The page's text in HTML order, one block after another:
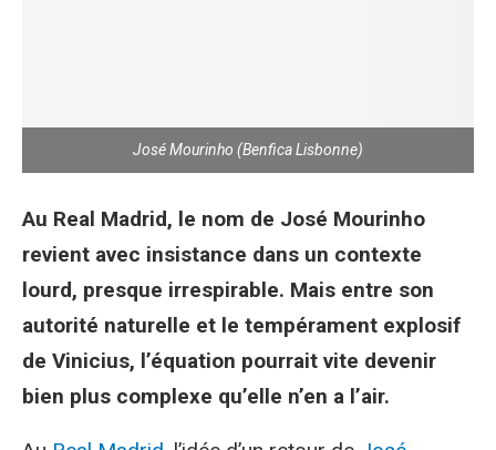
José Mourinho (Benfica Lisbonne)
Au Real Madrid, le nom de José Mourinho
revient avec insistance dans un contexte
lourd, presque irrespirable. Mais entre son
autorité naturelle et le tempérament explosif
de Vinicius, l’équation pourrait vite devenir
bien plus complexe qu’elle n’en a l’air.